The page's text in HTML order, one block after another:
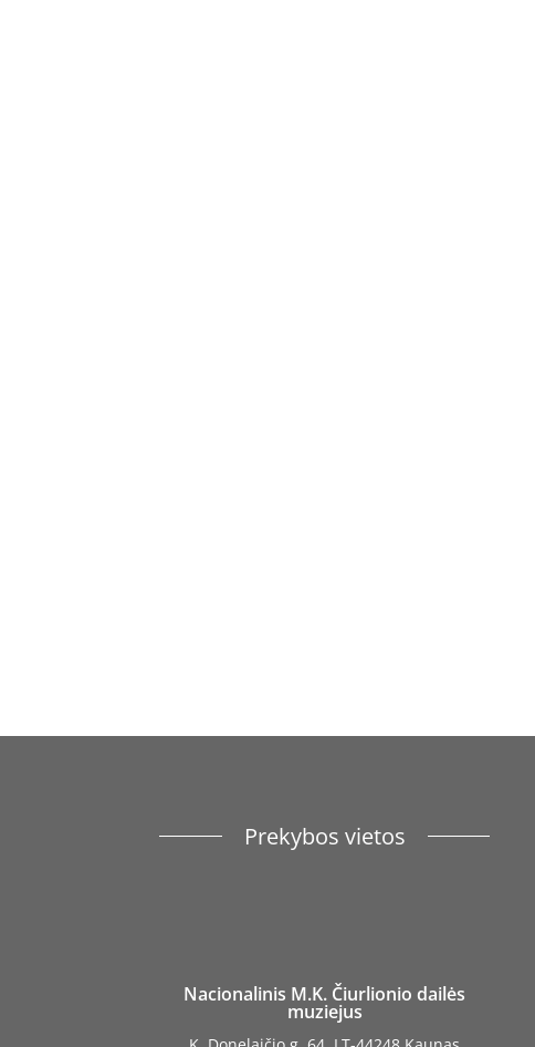
Prekybos vietos
Nacionalinis M.K. Čiurlionio dailės
muziejus